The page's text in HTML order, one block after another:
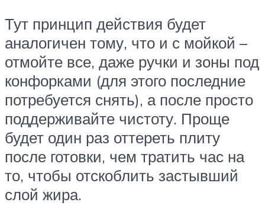
Тут принцип действия будет
аналогичен тому, что и с мойкой –
отмойте все, даже ручки и зоны под
конфорками (для этого последние
потребуется снять), а после просто
поддерживайте чистоту. Проще
будет один раз оттереть плиту
после готовки, чем тратить час на
то, чтобы отскоблить застывший
слой жира.